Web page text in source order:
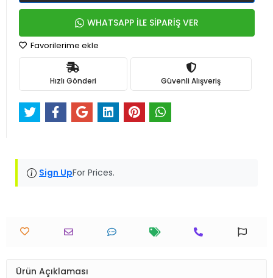
WHATSAPP İLE SİPARİŞ VER
Favorilerime ekle
Hızlı Gönderi Güvenli Alışveriş
Sign UpFor Prices.
Ürün Açıklaması